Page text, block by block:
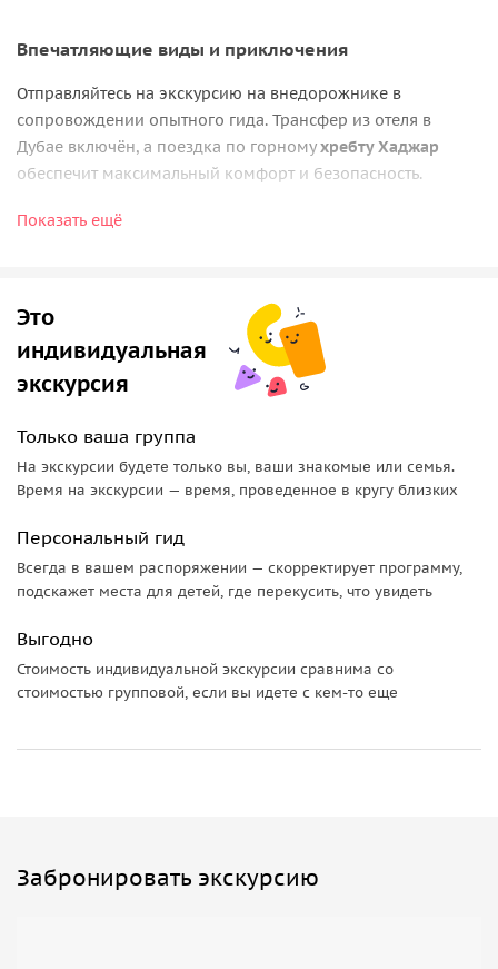
Впечатляющие виды и приключения
Отправляйтесь на экскурсию на внедорожнике в
сопровождении опытного гида. Трансфер из отеля в
Дубае включён, а поездка по горномухребту Хаджар
обеспечит максимальный комфорт и безопасность.
Полюбуйтесь величественной красотой скалистых гор и
Свежесть и созерцание
На вершине ощутите свежесть прохладного воздуха,
Возможностьвстретить рассвет
звёздным небом дарит незабываемые впечатления.
Показать ещё
Это
индивидуальная
экскурсия
Только ваша группа
На экскурсии будете только вы, ваши знакомые или семья.
Время на экскурсии — время, проведенное в кругу близких
Персональный гид
Всегда в вашем распоряжении — скорректирует программу,
подскажет места для детей, где перекусить, что увидеть
Выгодно
Стоимость индивидуальной экскурсии сравнима со
стоимостью групповой, если вы идете с кем-то еще
Забронировать экскурсию